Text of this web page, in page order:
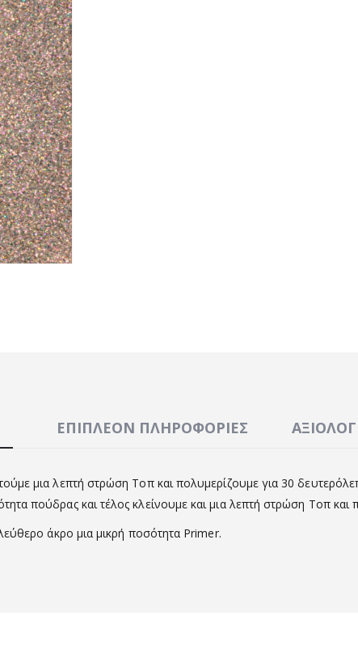
ΕΠΙΠΛΈΟΝ ΠΛΗΡΟΦΟΡΊΕΣ
μια λεπτή στρώση Τοπ και πολυμερίζουμε για 30
πούδρας και τέλος κλείνουμε και μια λεπτή στρώση Τοπ και
άκρο μια μικρή ποσότητα Primer.